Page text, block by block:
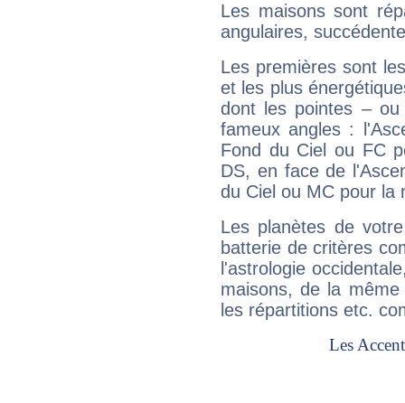
Les maisons sont
angulaires,
Les premières sont
et les plus
dont les pointes –
fameux angles :
Fond du Ciel ou FC
DS, en face de
du Ciel ou MC pour la
Les planètes de
batterie de critères
l'astrologie
maisons, de la
les répartitions etc.